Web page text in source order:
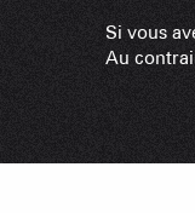
Si vous
Au